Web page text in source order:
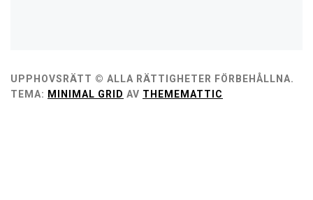
UPPHOVSRÄTT © ALLA RÄTTIGHETER FÖRBEHÅLLNA.
TEMA: MINIMAL GRID AV THEMEMATTIC